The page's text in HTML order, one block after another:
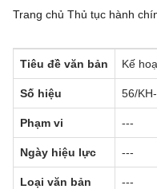
Trang chủ Thủ tục hành
Tiêu đề văn bản Kế
Số hiệu 56/
Phạm vi ---
Ngày hiệu lực ---
Loại văn bản ---